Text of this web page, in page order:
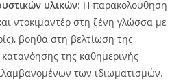
υλικών: Η παρακολούθηση
ντοκιμαντέρ στη ξένη γλώσσα με
βοηθά στη βελτίωση της
της καθημερινής
των ιδιωματισμών.